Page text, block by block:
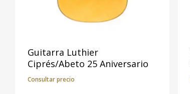
Guitarra Luthier
Ciprés/Abeto 25 Aniversario
Consultar precio